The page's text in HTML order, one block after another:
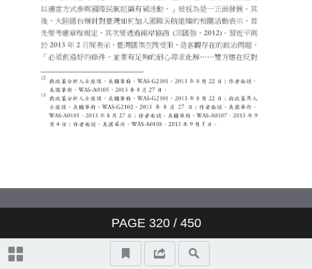
PAGE 320/ 450
Desiring Brotherhood—
Alternative Masculinities and a
Critiqueof the American Empire
in CarsonMcCullers’s Reflections
Information for Authors